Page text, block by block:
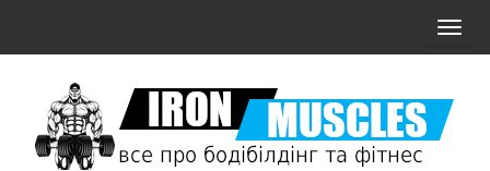
П
к
а